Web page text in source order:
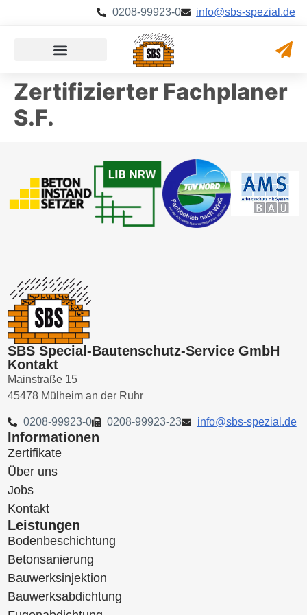
0208-99923-0 ed.laizeps-sbs
@ofni
Zertifizierter Fachplaner
S.F.
SBS Special-Bautenschutz-Service GmbH
Kontakt
Mainstraße 15
45478 Mülheim an der Ruhr
0208-99923-0 0208-99923-23 ed.laizeps-sbs
@ofni
Informationen
Zertifikate
Über uns
Jobs
Kontakt
Leistungen
Bodenbeschichtung
Betonsanierung
Bauwerksinjektion
Bauwerksabdichtung